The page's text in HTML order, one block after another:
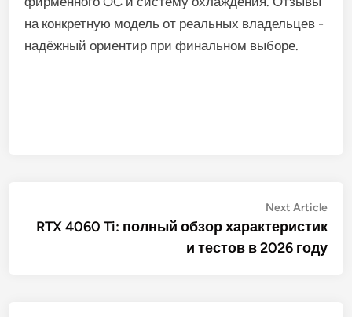
на конкретную модель от реальных владельцев -
надёжный ориентир при финальном выборе.
navigation
Next Article
RTX 4060 Ti: полный обзор характеристик
и тестов в 2026 году